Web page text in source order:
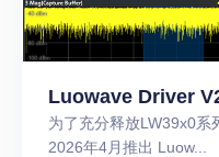
Luowave Driver
为了充分释放LW39x0系
2026年4月推出 Luow...